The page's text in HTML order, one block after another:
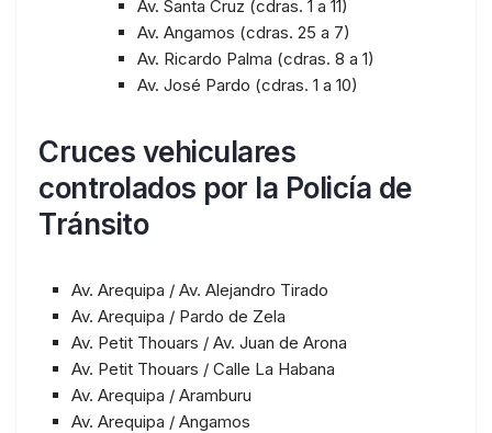
Av. Santa Cruz (cdras. 1 a 11)
Av. Angamos (cdras. 25 a 7)
Av. Ricardo Palma (cdras. 8 a 1)
Av. José Pardo (cdras. 1 a 10)
Cruces vehiculares
controlados por la Policía de
Tránsito
Av. Arequipa / Av. Alejandro Tirado
Av. Arequipa / Pardo de Zela
Av. Petit Thouars / Av. Juan de Arona
Av. Petit Thouars / Calle La Habana
Av. Arequipa / Aramburu
Av. Arequipa / Angamos